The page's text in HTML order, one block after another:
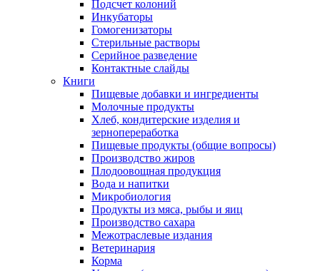
Подсчет колоний
Инкубаторы
Гомогенизаторы
Стерильные растворы
Серийное разведение
Контактные слайды
Книги
Пищевые добавки и ингредиенты
Молочные продукты
Хлеб, кондитерские изделия и
зернопереработка
Пищевые продукты (общие вопросы)
Производство жиров
Плодоовощная продукция
Вода и напитки
Микробиология
Продукты из мяса, рыбы и яиц
Производство сахара
Межотраслевые издания
Ветеринария
Корма